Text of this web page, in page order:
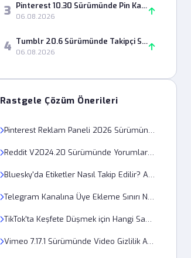
3 Pinterest 10.30 Sürümünde Pin Kaydetme Hatası Nasıl Çözülür?
06.08.2026
4 Tumblr 20.6 Sürümünde Takipçi Sayısı Neden Yanlış Görünüyor?
06.08.2026
Rastgele Çözüm Önerileri
Pinterest Reklam Paneli 2026 Sürümünde Kampanya Bütçesi Belirleme Hatası 400 Bad Request Çözümü Nedir?
Reddit V2024.20 Sürümünde Yorumlar Neden Görüntülenemiyor?
Bluesky'da Etiketler Nasıl Takip Edilir? Adım Adım Rehber
Telegram Kanalına Üye Ekleme Sınırı Nasıl Artırılır?
TikTok'ta Keşfete Düşmek için Hangi Saatler Daha Uygundur?
Vimeo 7.17.1 Sürümünde Video Gizlilik Ayarı Neden Güncellenmiyor?